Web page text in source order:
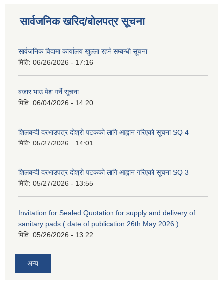
सार्वजनिक खरिद/बोलपत्र सूचना
सार्वजनिक विदामा कार्यालय खुल्ला रहने सम्बन्धी सूचना
मिति: 06/26/2026 - 17:16
बजार भाउ पेश गर्ने सूचना
मिति: 06/04/2026 - 14:20
शिलबन्दी दरभाउपत्र दोश्रो पटकको लागि आह्वान गरिएको सूचना SQ 4
मिति: 05/27/2026 - 14:01
शिलबन्दी दरभाउपत्र दोश्रो पटकको लागि आह्वान गरिएको सूचना SQ 3
मिति: 05/27/2026 - 13:55
Invitation for Sealed Quotation for supply and delivery of
sanitary pads ( date of publication 26th May 2026 )
मिति: 05/26/2026 - 13:22
अन्य